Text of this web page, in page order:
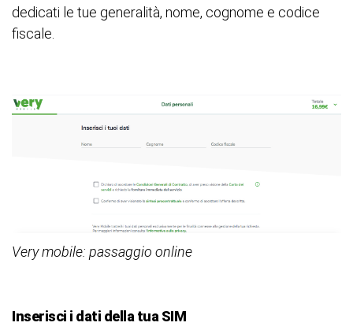
dedicati le tue generalità, nome, cognome e codice
fiscale.
Very mobile: passaggio online
Inserisci i dati della tua SIM